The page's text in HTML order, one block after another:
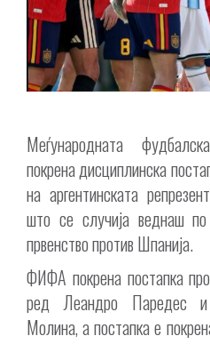
Меѓународната
покрена дисциплинска
на аргентинската
што се случија веднаш
првенство против Шпанија.
ФИФА покрена постапка
ред Леандро Паредес и
Молина, а постапка е